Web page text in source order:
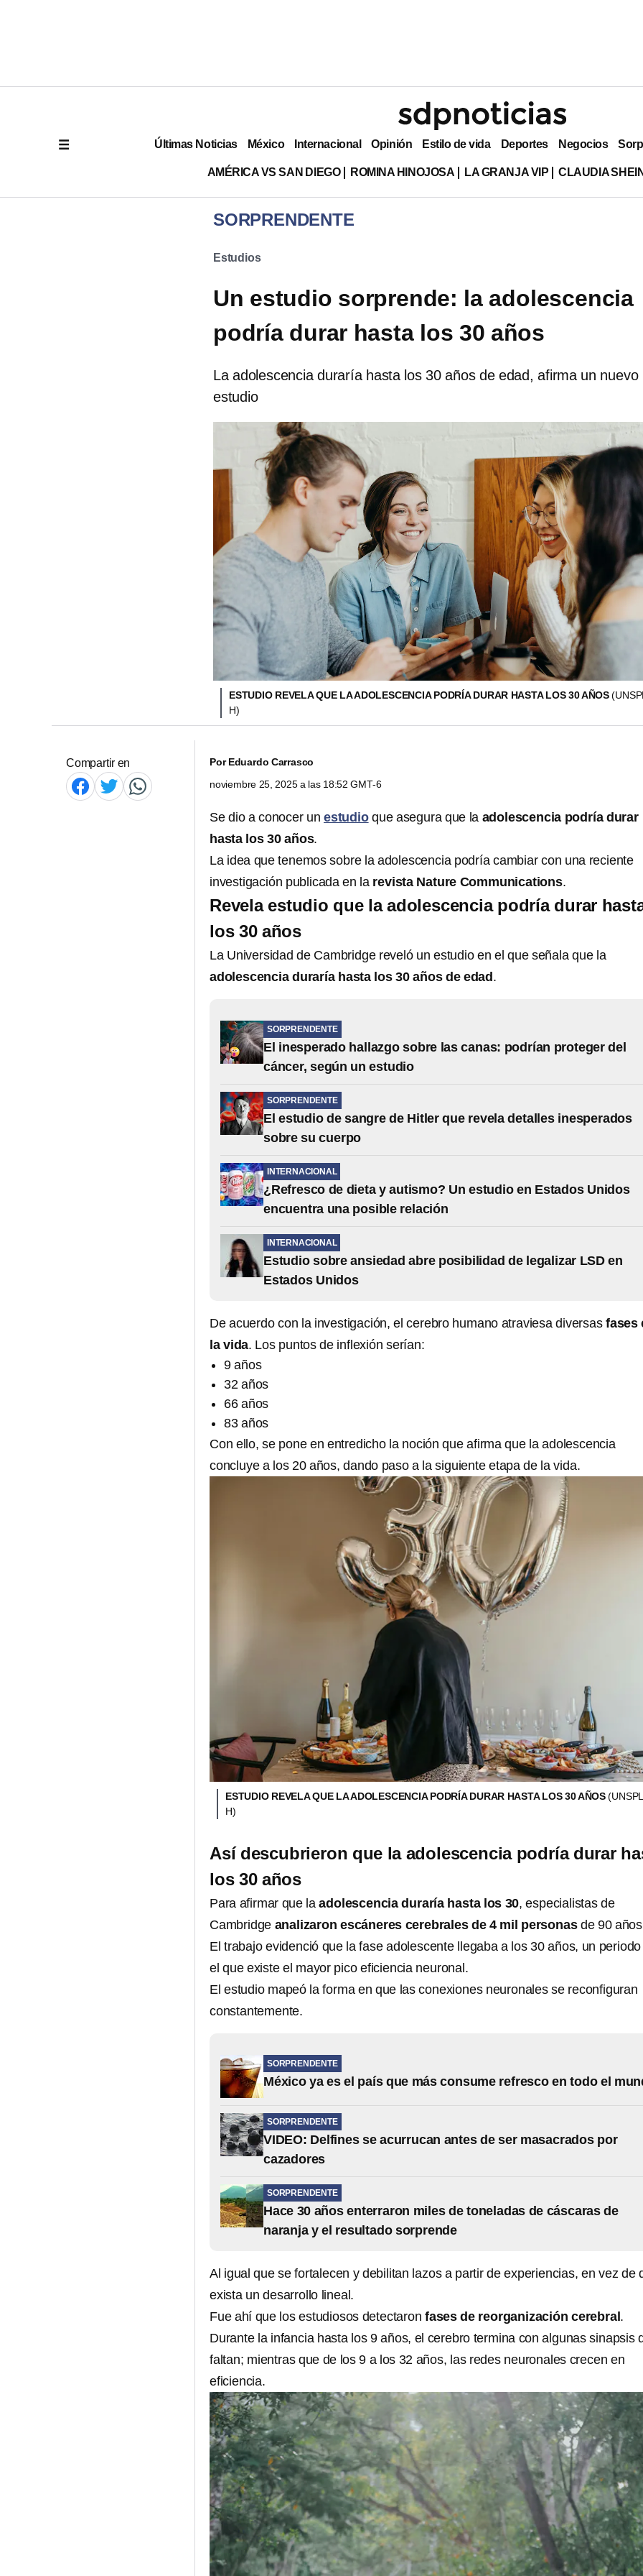
Últimas Noticias México Internacional Opinión Estilo de vida Deportes Negocios
AMÉRICA VS SAN DIEGO ROMINA HINOJOSA LA GRANJA VIP CLAUDIA
SORPRENDENTE
Estudios
Un estudio sorprende: la adolescencia
podría durar hasta los 30 años
La adolescencia duraría hasta los 30 años de edad, afirma un nuevo
estudio
ESTUDIO REVELA QUE LA ADOLESCENCIA PODRÍA DURAR HASTA LOS 30 AÑOS
H)
Compartir en PorEduardo Carrasco
noviembre 25, 2025 a las 18:52 GMT-6
Se dio a conocer un estudioque asegura que la adolescencia podría durar
hasta los 30 años.
La idea que tenemos sobre la adolescencia podría cambiar con una reciente
investigación publicada en la revista Nature Communications.
Revela estudio que la adolescencia podría durar
los 30 años
La Universidad de Cambridge reveló un estudio en el que señala que la
adolescencia duraría hasta los 30 años de edad .
SORPRENDENTE
El inesperado hallazgo sobre las canas: podrían proteger del
cáncer, según un estudio
SORPRENDENTE
El estudio de sangre de Hitler que revela detalles inesperados
sobre su cuerpo
INTERNACIONAL
¿Refresco de dieta y autismo? Un estudio en Estados Unidos
encuentra una posible relación
INTERNACIONAL
Estudio sobre ansiedad abre posibilidad de legalizar LSD en
Estados Unidos
De acuerdo con la investigación, el cerebro humano atraviesa diversas fases
la vida. Los puntos de inflexión serían:
9 años
32 años
66 años
83 años
Con ello, se pone en entredicho la noción que afirma que la adolescencia
concluye a los 20 años, dando paso a la siguiente etapa de la vida.
ESTUDIO REVELA QUE LA ADOLESCENCIA PODRÍA DURAR HASTA LOS 30 AÑOS
H)
Así descubrieron que la adolescencia podría durar
los 30 años
Para afirmar que laadolescencia duraría hasta los 30, especialistas de
Cambridge analizaron escáneres cerebrales de 4 mil personasde 90
El trabajo evidenció que la fase adolescente llegaba a los 30 años, un
el que existe el mayor pico eficiencia neuronal.
El estudio mapeó la forma en que las conexiones neuronales se reconfiguran
constantemente.
SORPRENDENTE
México ya es el país que más consume refresco en todo el
SORPRENDENTE
VIDEO: Delfines se acurrucan antes de ser masacrados por
cazadores
SORPRENDENTE
Hace 30 años enterraron miles de toneladas de cáscaras de
naranja y el resultado sorprende
Al igual que se fortalecen y debilitan lazos a partir de experiencias, en vez de
exista un desarrollo lineal.
Fue ahí que los estudiosos detectaron fases de reorganización cerebral .
Durante la infancia hasta los 9 años, el cerebro termina con algunas sinapsis
faltan; mientras que de los 9 a los 32 años, las redes neuronales crecen en
eficiencia.